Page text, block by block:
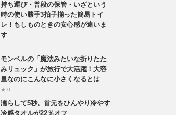
持ち運び・普段の保管・いざという
時の使い勝手3拍子揃った簡易トイ
レ！もしものときの安心感が違いま
す
モンベルの「魔法みたいな折りたた
みリュック」が旅行で大活躍！大容
量なのにこんなに小さくなるとは
★ 0
濡らして5秒。首元をひんやり冷やす
冷感タオルが22％オフ